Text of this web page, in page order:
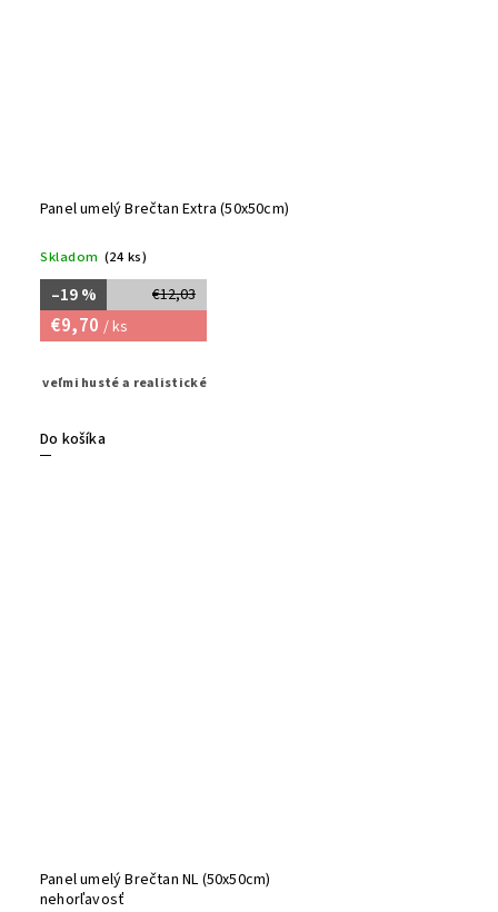
Panel umelý Brečtan Extra (50x50cm)
Skladom (24 ks)
€12,03
–19 %
€9,70 / ks
Do košíka
veľmi husté a realistické
Panel umelý Brečtan NL (50x50cm)
nehorľavosť